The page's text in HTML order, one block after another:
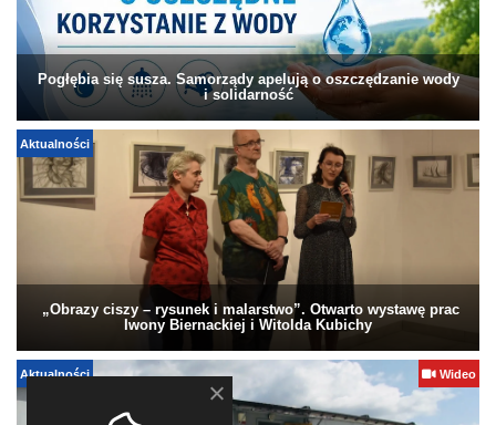
Pogłębia się susza. Samorządy apelują o oszczędzanie wody
i solidarność
Aktualności
„Obrazy ciszy – rysunek i malarstwo”. Otwarto wystawę prac
Iwony Biernackiej i Witolda Kubichy
Aktualności Wideo